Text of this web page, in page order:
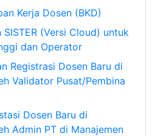
Kerja Dosen (BKD)
(Versi Cloud) untuk
dan Operator
Registrasi Dosen Baru di
Validator Pusat/Pembina
Dosen Baru di
Admin PT di Manajemen